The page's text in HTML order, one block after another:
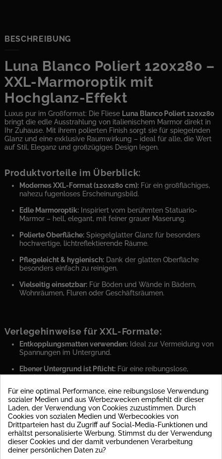
BESCHREIBUNG
Luna Blanco Poliert 120x280 –
XXL-Marmoroptik mit
Hochglanz-Effekt
Luxus pur im Großformat: Die Fliese Luna Blanco Poliert 120x280
bringt die edle Ausstrahlung von italienischem Marmor direkt in
Ihr Zuhause. Mit ihrem polierten Finish sorgt sie für spiegelnden
Glanz und eine exklusive Raumwirkung – ideal für alle, die Wert
auf Stil, Eleganz und großzügiges Design legen.
Produktvorteile im Überblick:
Modernes XXL-Format (120x280 cm): Für ein großflächiges,
nahezu fugenloses Erscheinungsbild.
Edle Marmoroptik: Inspiriert vom berühmten Statuario-
Marmor – hell, elegant, mit feiner grauer Maserung.
Polierte Oberfläche: Spiegelglatter Glanz für besonders
hochwertige, lichtreflektierende Räume.
Pflegeleicht & hygienisch: Dank der glatten Oberfläche
besonders einfach zu reinigen.
Vielseitig einsetzbar: Für Böden und Wände in Bädern,
Wohnräumen, Fluren oder Geschäftsräumen.
Verlegehinweise für XXL-Formate:
Entkopplungsmatten verwenden: Ideal zur Vermeidung von
Spannungen im Untergrund.
Ebener Untergrund ist Pflicht: Für eine reibungslose,
langlebige Verlegung.
Zwei-Personen-Montage empfohlen– wegen Größe und
Gewicht.
Empfehlung:Verwenden Sie unserenUltra Kleber
für großformatige Fliesen entwickelt, für maximale Haftung
und Verlegesicherheit.
Für eine optimal Performance, eine reibungslose Verwendung
sozialer Medien und aus Werbezwecken empfiehlt dir dieser
Laden, der Verwendung von Cookies zuzustimmen. Durch
Cookies von sozialen Medien und Werbecookies von
Drittparteien hast du Zugriff auf Social-Media-Funktionen und
erhältst personalisierte Werbung. Stimmst du der Verwendung
dieser Cookies und der damit verbundenen Verarbeitung
deiner persönlichen Daten zu?